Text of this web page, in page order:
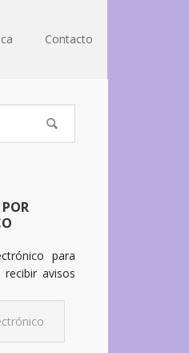
Contacto
para
avisos